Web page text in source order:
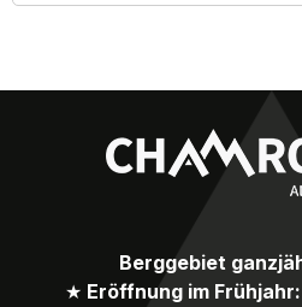
Berggebiet
★ Eröffnung im